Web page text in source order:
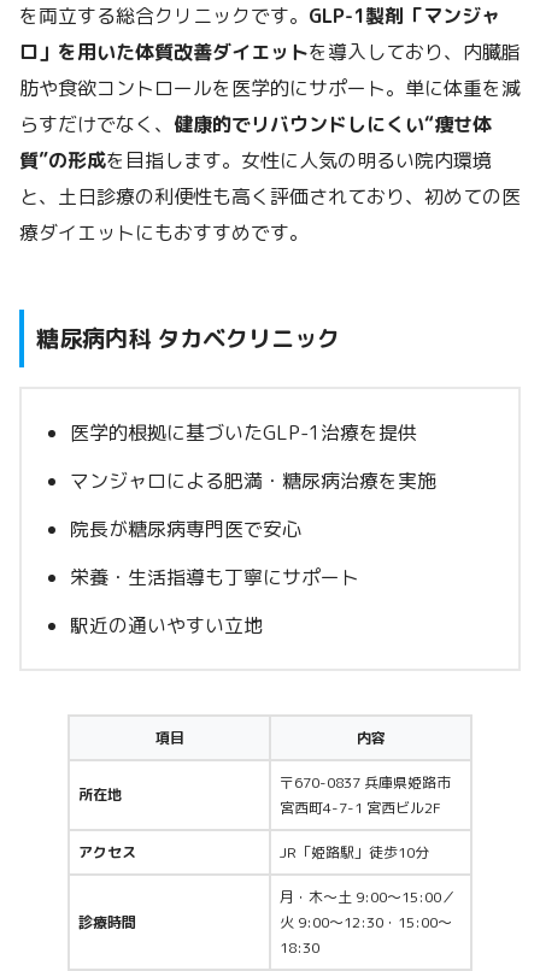
を両立する総合クリニックです。 GLP-1製剤「マンジャ
ロ」を用いた体質改善ダイエットを導入しており、内臓脂
肪や食欲コントロールを医学的にサポート。単に体重を減
らすだけでなく、 健康的でリバウンドしにくい“痩せ体
質”の形成を目指します。女性に人気の明るい院内環境
と、土日診療の利便性も高く評価されており、初めての医
療ダイエットにもおすすめです。
糖尿病内科 タカベクリニック
医学的根拠に基づいたGLP-1治療を提供
マンジャロによる肥満・糖尿病治療を実施
院長が糖尿病専門医で安心
栄養・生活指導も丁寧にサポート
駅近の通いやすい立地
項目 内容
所在地
〒670-0837 兵庫県姫路市
宮西町4-7-1 宮西ビル2F
アクセス JR「姫路駅」徒歩10分
診療時間
月・木〜土 9:00〜15:00／
火 9:00〜12:30・15:00〜
18:30